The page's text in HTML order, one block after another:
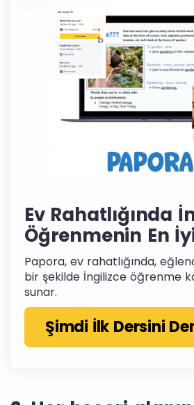
Ev Rahatlığında
Öğrenmenin En
Papora, ev rahatlığında,
bir şekilde İngilizce öğrenme
sunar.
Şimdi İlk Dersini